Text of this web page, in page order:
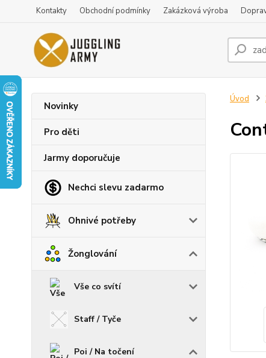
Kontakty Obchodní podmínky Zakázková výroba
Novinky
Pro děti
Jarmy doporučuje
Nechci slevu zadarmo
Ohnivé potřeby
Žonglování
Vše co svítí
Staff / Tyče
Poi / Na točení
Úvod